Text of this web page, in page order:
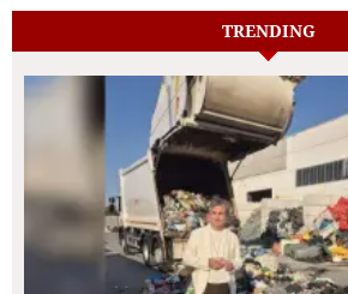
TRENDING